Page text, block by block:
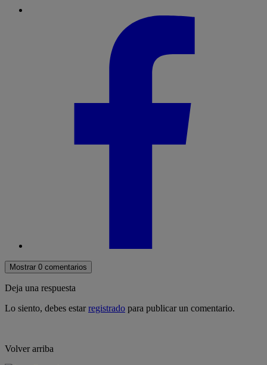
Mostrar 0 comentarios
Deja una respuesta
Lo siento, debes estarregistrado para publicar un comentario.
Volver arriba